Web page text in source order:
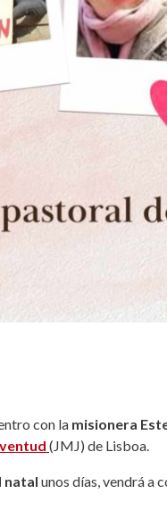
con la misionera
(JMJ) de Lisboa.
natal unos días, vendrá a